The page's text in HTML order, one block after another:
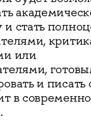
стать
или
и писать
в